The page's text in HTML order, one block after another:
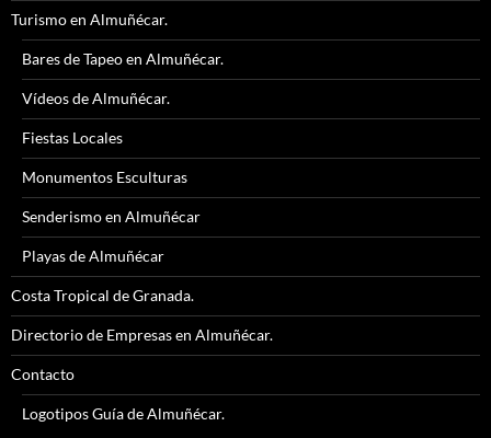
Turismo en Almuñécar.
Bares de Tapeo en Almuñécar.
Vídeos de Almuñécar.
Fiestas Locales
Monumentos Esculturas
Senderismo en Almuñécar
Playas de Almuñécar
Costa Tropical de Granada.
Directorio de Empresas en Almuñécar.
Contacto
Logotipos Guía de Almuñécar.